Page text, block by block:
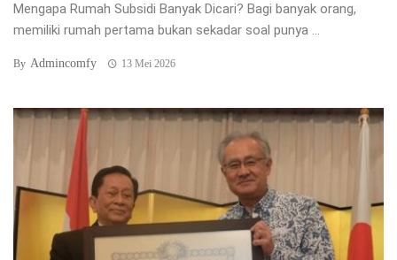
Mengapa Rumah Subsidi Banyak Dicari? Bagi banyak orang,
memiliki rumah pertama bukan sekadar soal punya ...
By Admincomfy 13 Mei 2026